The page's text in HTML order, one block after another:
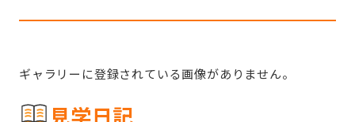
ギャラリーに登録されている画像がありません。
見学日記